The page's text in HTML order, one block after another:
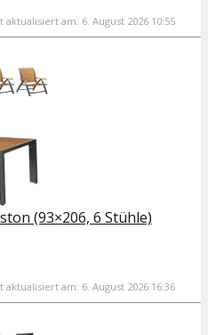
aktualisiert am: 6. August 2026 10:55
(93×206, 6 Stühle)
aktualisiert am: 6. August 2026 16:36